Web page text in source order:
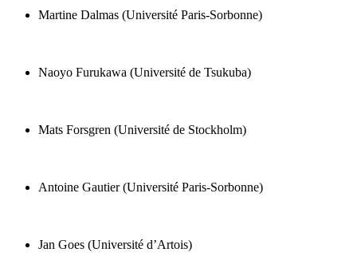
Martine Dalmas (Université Paris-Sorbonne)
Naoyo Furukawa (Université de Tsukuba)
Mats Forsgren (Université de Stockholm)
Antoine Gautier (Université Paris-Sorbonne)
Jan Goes (Université d’Artois)